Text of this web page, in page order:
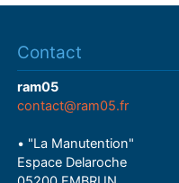
Contact
ram05
contact@ram05.fr
• "La Manutention"
Espace Delaroche